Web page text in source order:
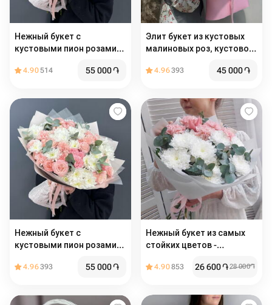
Нежный букет с
кустовыми пион розами
4.90514 55 000֏
Элит букет из кустовых
малиновых роз, кустовой
эвкалипта
4.96393 45 000֏
Нежный букет с
кустовыми пион розами
4.96393 55 000֏
Нежный букет из самых
стойких цветов -
эвкалиптом
4.90853 26 600֏28 000֏